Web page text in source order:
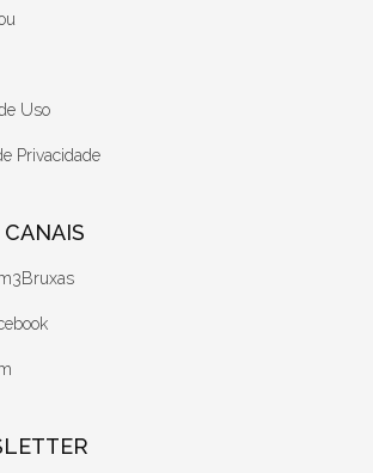
Uso
Privacidade
CANAIS